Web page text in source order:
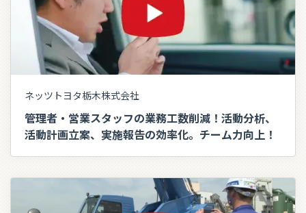
ネッツトヨタ栃木株式会社
管理者・営業スタッフの業務工数削減！活動分析、
活動計画立案、実施報告の効率化。チーム力向上！